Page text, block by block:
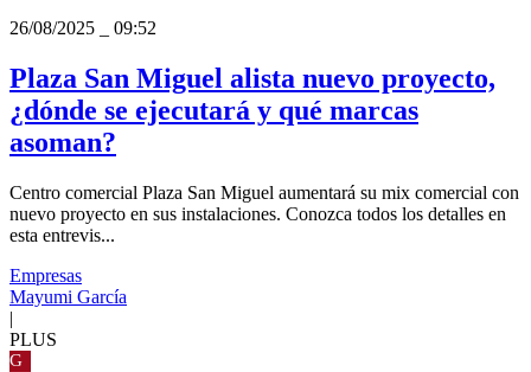
26/08/2025
09:52
Plaza San Miguel alista nuevo proyecto,
¿dónde se ejecutará y qué marcas
asoman?
Centro comercial Plaza San Miguel aumentará su mix comercial con
nuevo proyecto en sus instalaciones. Conozca todos los detalles en
esta entrevis...
Empresas
Mayumi García
|
PLUS
G